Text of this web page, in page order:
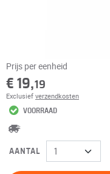
Prijs per eenheid
€ 19,19
Exclusief verzendkosten
VOORRAAD
AANTAL